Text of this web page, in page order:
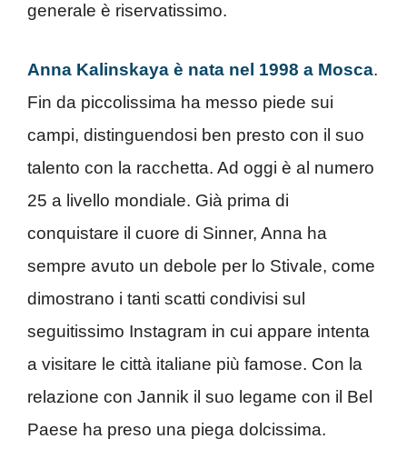
generale è riservatissimo.
Anna Kalinskaya è nata nel 1998 a Mosca.
Fin da piccolissima ha messo piede sui
campi, distinguendosi ben presto con il suo
talento con la racchetta. Ad oggi è al numero
25 a livello mondiale. Già prima di
conquistare il cuore di Sinner, Anna ha
sempre avuto un debole per lo Stivale, come
dimostrano i tanti scatti condivisi sul
seguitissimo Instagram in cui appare intenta
a visitare le città italiane più famose. Con la
relazione con Jannik il suo legame con il Bel
Paese ha preso una piega dolcissima.